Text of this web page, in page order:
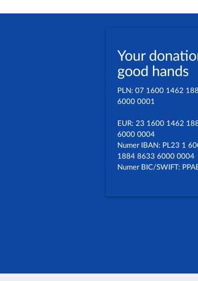
Your
good hands
PLN: 07 1600 1462
6000 0001
EUR: 23 1600 1462
6000 0004
Numer IBAN: PL23 1
1884 8633 6000 0004
Numer BIC/SWIFT: